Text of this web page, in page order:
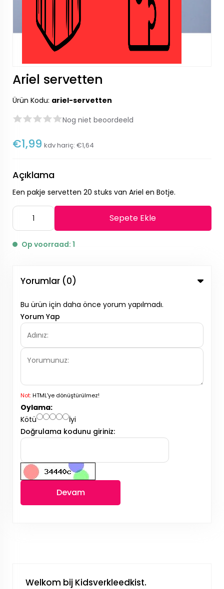
Ariel servetten
Ürün Kodu: ariel-servetten
Nog niet beoordeeld
€1,99 kdv hariç: €1,64
Açıklama
Een pakje servetten 20 stuks van Ariel en Botje.
Sepete Ekle
Op voorraad: 1
Yorumlar (0)
Bu ürün için daha önce yorum yapılmadı.
Yorum Yap
Not:HTML'ye dönüştürülmez!
Oylama:
Kötü
İyi
Doğrulama kodunu giriniz:
Devam
Welkom bij Kidsverkleedkist.